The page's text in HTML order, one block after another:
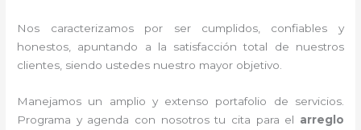
Nos caracterizamos por ser cumplidos, confiables y
honestos, apuntando a la satisfacción total de nuestros
clientes, siendo ustedes nuestro mayor objetivo.
Manejamos un amplio y extenso portafolio de servicios.
Programa y agenda con nosotros tu cita para el arreglo